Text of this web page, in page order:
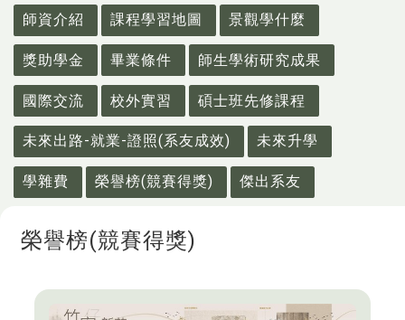
師資介紹 課程學習地圖 景觀學什麼
獎助學金 畢業條件 師生學術研究成果
國際交流 校外實習 碩士班先修課程
未來出路-就業-證照(系友成效) 未來升學
學雜費 榮譽榜(競賽得獎) 傑出系友
榮譽榜(競賽得獎)